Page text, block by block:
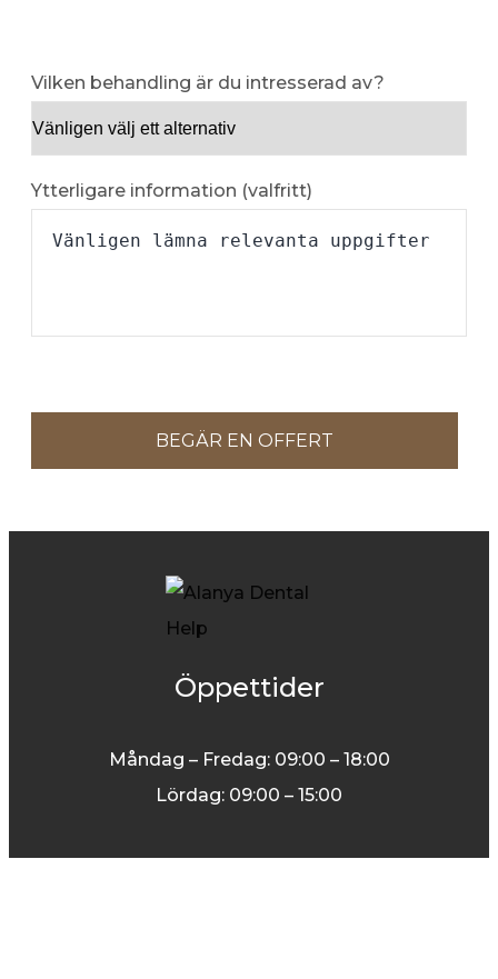
Vilken behandling är du intresserad av?
Ytterligare information (valfritt)
Öppettider
Måndag – Fredag: 09:00 – 18:00
Lördag: 09:00 – 15:00